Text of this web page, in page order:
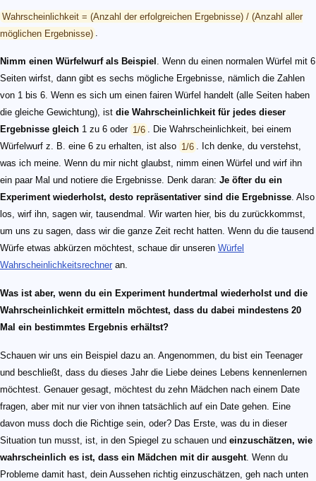
Wahrscheinlichkeit = (Anzahl der erfolgreichen Ergebnisse) / (Anzahl aller
möglichen Ergebnisse) .
Nimm einen Würfelwurf als Beispiel . Wenn du einen normalen Würfel mit 6
Seiten wirfst, dann gibt es sechs mögliche Ergebnisse, nämlich die Zahlen
von 1 bis 6. Wenn es sich um einen fairen Würfel handelt (alle Seiten haben
die gleiche Gewichtung), ist die Wahrscheinlichkeit für jedes dieser
Ergebnisse gleich 1 zu 6 oder 1/6 . Die Wahrscheinlichkeit, bei einem
Würfelwurf z. B. eine 6 zu erhalten, ist also 1/6 . Ich denke, du verstehst,
was ich meine. Wenn du mir nicht glaubst, nimm einen Würfel und wirf ihn
ein paar Mal und notiere die Ergebnisse. Denk daran: Je öfter du ein
Experiment wiederholst, desto repräsentativer sind die Ergebnisse. Also
los, wirf ihn, sagen wir, tausendmal. Wir warten hier, bis du zurückkommst,
um uns zu sagen, dass wir die ganze Zeit recht hatten. Wenn du die tausend
Würfe etwas abkürzen möchtest, schaue dir unseren Würfel
Wahrscheinlichkeitsrechner an.
Was ist aber, wenn du ein Experiment hundertmal wiederholst und die
Wahrscheinlichkeit ermitteln möchtest, dass du dabei mindestens 20
Mal ein bestimmtes Ergebnis erhältst?
Schauen wir uns ein Beispiel dazu an. Angenommen, du bist ein Teenager
und beschließt, dass du dieses Jahr die Liebe deines Lebens kennenlernen
möchtest. Genauer gesagt, möchtest du zehn Mädchen nach einem Date
fragen, aber mit nur vier von ihnen tatsächlich auf ein Date gehen. Eine
davon muss doch die Richtige sein, oder? Das Erste, was du in dieser
Situation tun musst, ist, in den Spiegel zu schauen und einzuschätzen, wie
wahrscheinlich es ist, dass ein Mädchen mit dir ausgeht. Wenn du
Probleme damit hast, dein Aussehen richtig einzuschätzen, geh nach unten